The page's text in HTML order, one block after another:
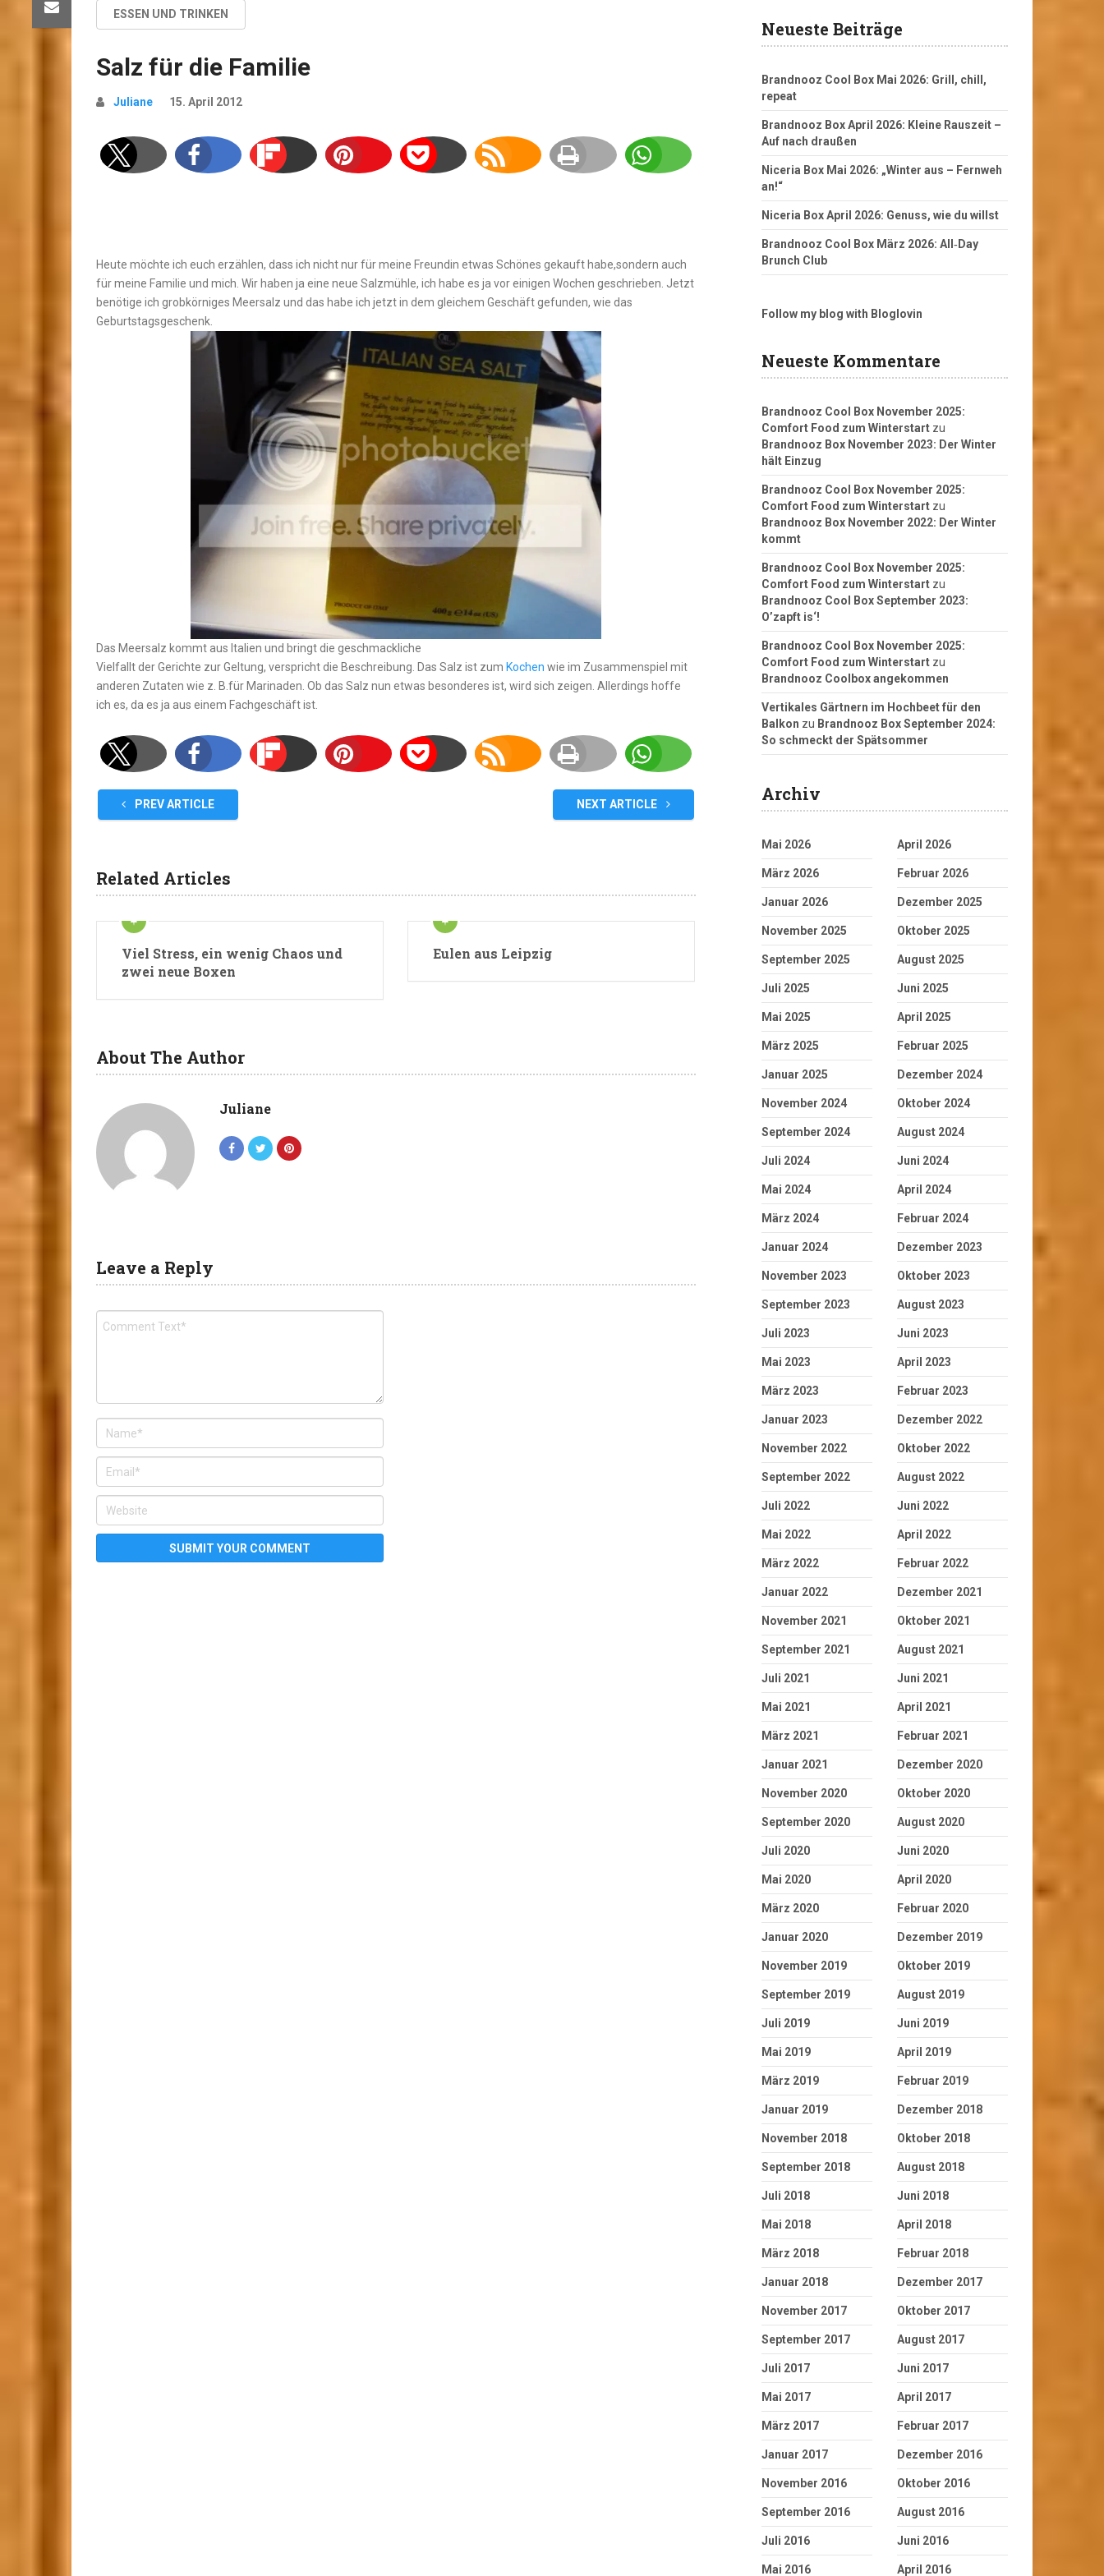
ESSEN UND TRINKEN
Salz für die Familie
Juliane 15. April 2012
Heute möchte ich euch erzählen, dass ich nicht nur für meine Freundin etwas Schönes gekauft habe,sondern auch
für meine Familie und mich. Wir haben ja eine neue Salzmühle, ich habe es ja vor einigen Wochen geschrieben. Jetzt
benötige ich grobkörniges Meersalz und das habe ich jetzt in dem gleichem Geschäft gefunden, wie das
Geburtstagsgeschenk.
Das Meersalz kommt aus Italien und bringt die geschmackliche
Vielfallt der Gerichte zur Geltung, verspricht die Beschreibung. Das Salz ist zum Kochen wie im Zusammenspiel mit
anderen Zutaten wie z. B.für Marinaden. Ob das Salz nun etwas besonderes ist, wird sich zeigen. Allerdings hoffe
ich es, da es ja aus einem Fachgeschäft ist.
PREV ARTICLE NEXT ARTICLE
Related Articles
Viel Stress, ein wenig Chaos und
zwei neue Boxen
Eulen aus Leipzig
About The Author
Juliane
Leave a Reply
Neueste Beiträge
Brandnooz Cool Box Mai 2026: Grill, chill,
repeat
Brandnooz Box April 2026: Kleine Rauszeit –
Auf nach draußen
Niceria Box Mai 2026: „Winter aus – Fernweh
an!“
Niceria Box April 2026: Genuss, wie du willst
Brandnooz Cool Box März 2026: All‑Day
Brunch Club
Follow my blog with Bloglovin
Neueste Kommentare
Brandnooz Cool Box November 2025:
Comfort Food zum Winterstart zu
Brandnooz Box November 2023: Der Winter
hält Einzug
Brandnooz Cool Box November 2025:
Comfort Food zum Winterstart zu
Brandnooz Box November 2022: Der Winter
kommt
Brandnooz Cool Box November 2025:
Comfort Food zum Winterstart zu
Brandnooz Cool Box September 2023:
O’zapft is‘!
Brandnooz Cool Box November 2025:
Comfort Food zum Winterstart zu
Brandnooz Coolbox angekommen
Vertikales Gärtnern im Hochbeet für den
Balkon zu Brandnooz Box September 2024:
So schmeckt der Spätsommer
Archiv
Mai 2026 April 2026
März 2026 Februar 2026
Januar 2026 Dezember 2025
November 2025 Oktober 2025
September 2025 August 2025
Juli 2025 Juni 2025
Mai 2025 April 2025
März 2025 Februar 2025
Januar 2025 Dezember 2024
November 2024 Oktober 2024
September 2024 August 2024
Juli 2024 Juni 2024
Mai 2024 April 2024
März 2024 Februar 2024
Januar 2024 Dezember 2023
November 2023 Oktober 2023
September 2023 August 2023
Juli 2023 Juni 2023
Mai 2023 April 2023
März 2023 Februar 2023
Januar 2023 Dezember 2022
November 2022 Oktober 2022
September 2022 August 2022
Juli 2022 Juni 2022
Mai 2022 April 2022
März 2022 Februar 2022
Januar 2022 Dezember 2021
November 2021 Oktober 2021
September 2021 August 2021
Juli 2021 Juni 2021
Mai 2021 April 2021
März 2021 Februar 2021
Januar 2021 Dezember 2020
November 2020 Oktober 2020
September 2020 August 2020
Juli 2020 Juni 2020
Mai 2020 April 2020
März 2020 Februar 2020
Januar 2020 Dezember 2019
November 2019 Oktober 2019
September 2019 August 2019
Juli 2019 Juni 2019
Mai 2019 April 2019
März 2019 Februar 2019
Januar 2019 Dezember 2018
November 2018 Oktober 2018
September 2018 August 2018
Juli 2018 Juni 2018
Mai 2018 April 2018
März 2018 Februar 2018
Januar 2018 Dezember 2017
November 2017 Oktober 2017
September 2017 August 2017
Juli 2017 Juni 2017
Mai 2017 April 2017
März 2017 Februar 2017
Januar 2017 Dezember 2016
November 2016 Oktober 2016
September 2016 August 2016
Juli 2016 Juni 2016
Mai 2016 April 2016